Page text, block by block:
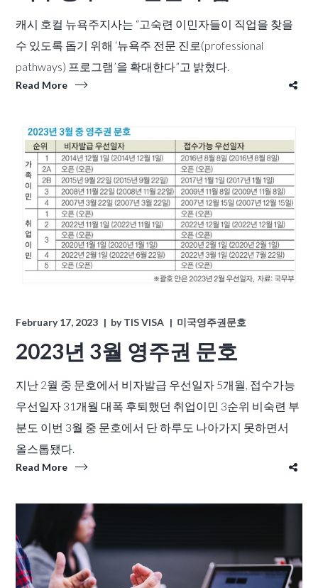
캐시 호컬 뉴욕주지사는 “고숙련 이민자들이 직업을 찾을
수 있도록 돕기 위해 ‘뉴욕주 전문 진로(professional
pathways) 프로그램’을 확대한다”고 밝혔다.
Read More
February 17, 2023 byTIS VISA 미국영주권문호
2023년 3월 영주권 문호
지난 2월 중 문호에서 비자발급 우선일자 5개월, 접수가능
우선일자 31개월 대폭 후퇴했던 취업이민 3순위 비숙련 부
분도 이번 3월 중 문호에서 단 하루도 나아가지 못하면서
올스톱됐다.
Read More